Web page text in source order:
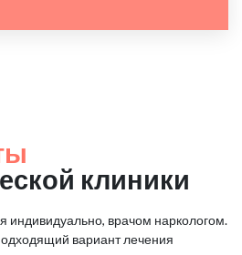
клиники
индивидуально, врачом наркологом.
вариант лечения